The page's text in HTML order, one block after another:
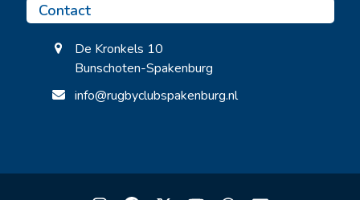
Contact
De Kronkels 10
Bunschoten-Spakenburg
info@rugbyclubspakenburg.nl